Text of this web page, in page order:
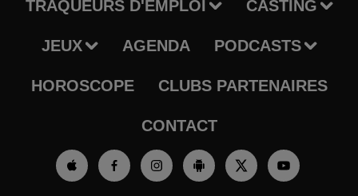
TRAQUEURS D'EMPLOI CASTING
JEUX AGENDA PODCASTS
HOROSCOPE CLUBS PARTENAIRES
CONTACT